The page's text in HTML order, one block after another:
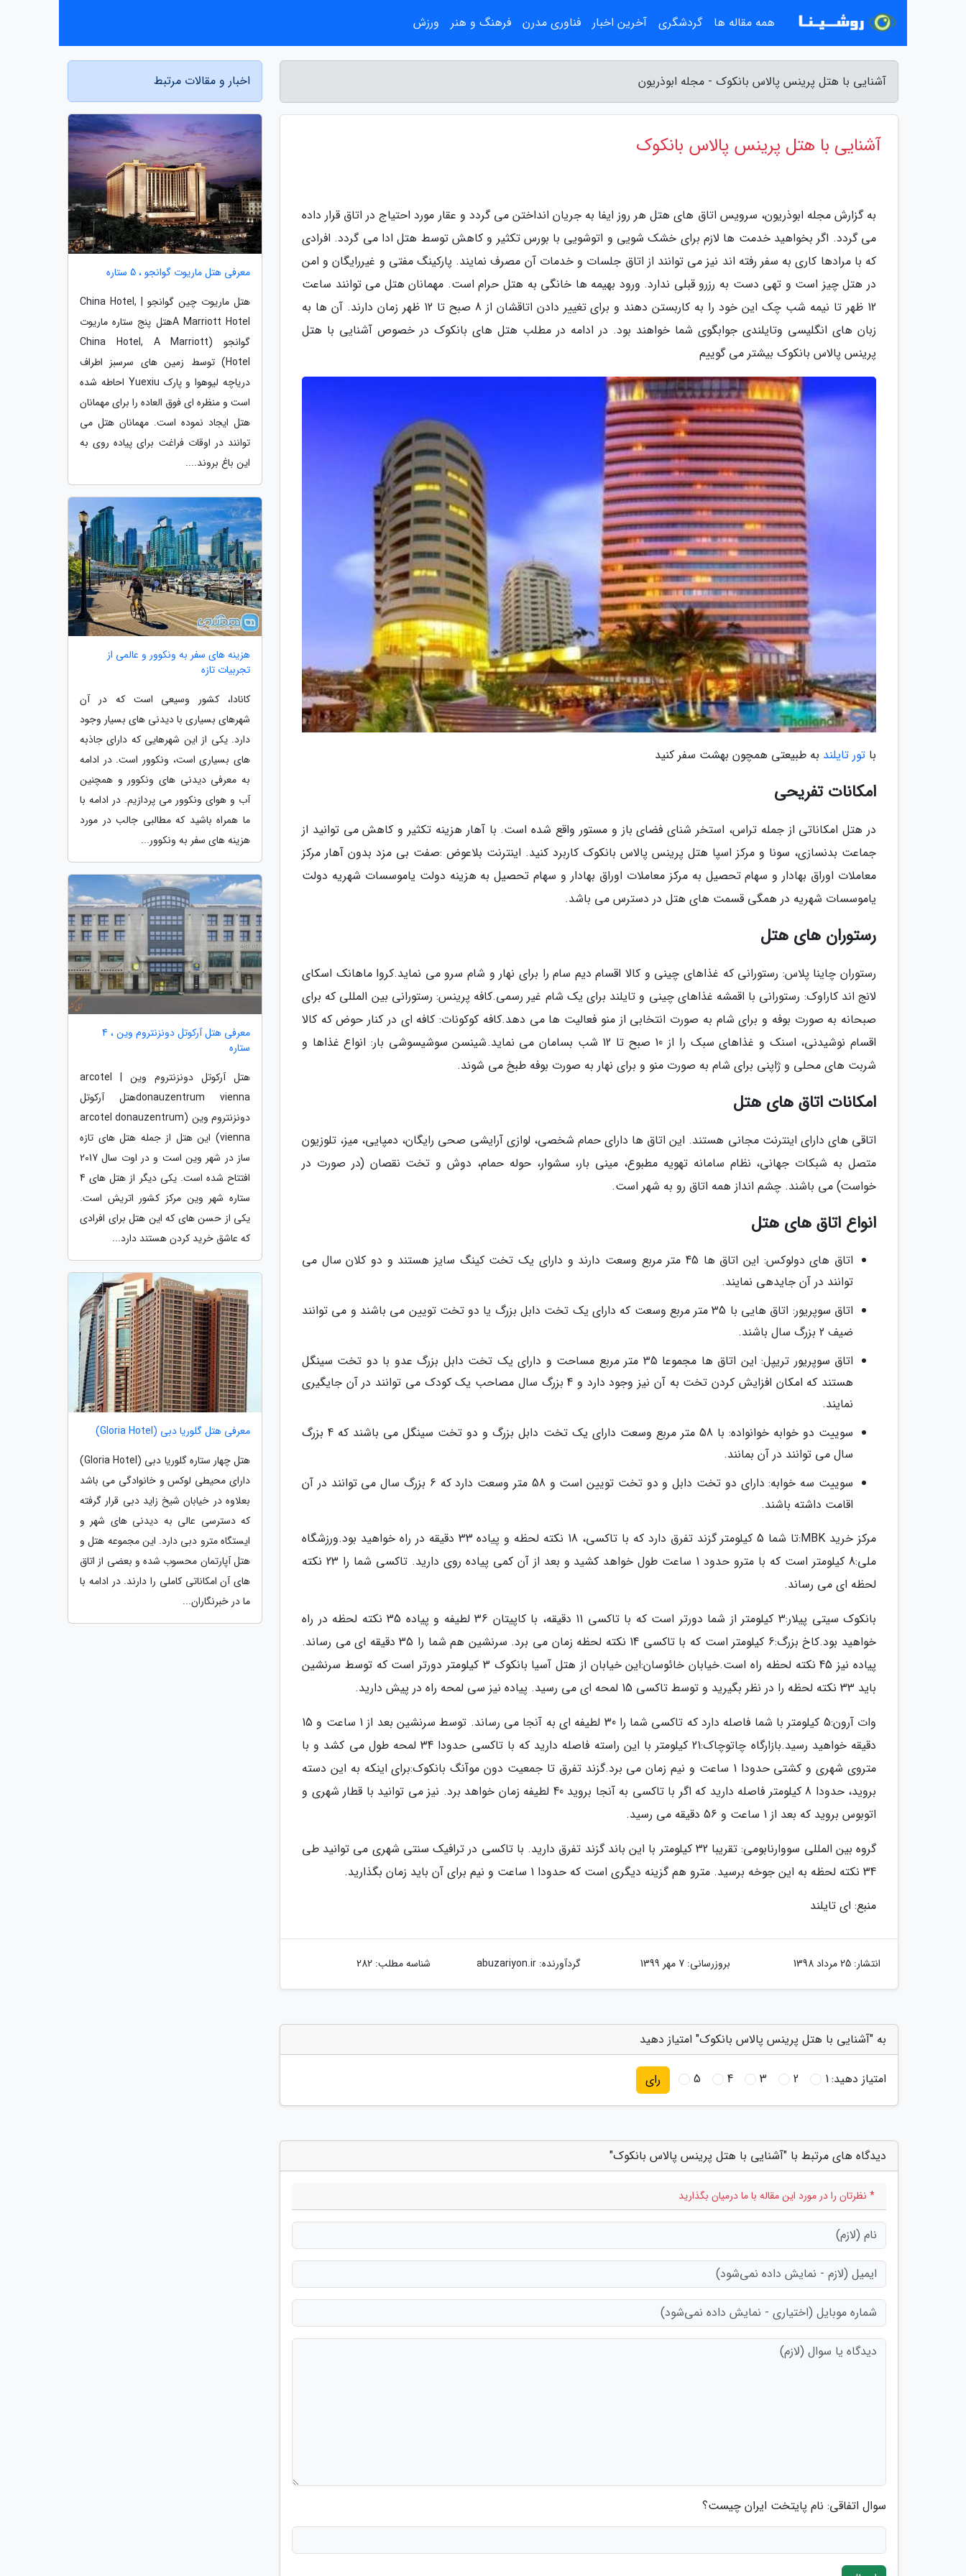
آشنایی با هتل پرینس پالاس بانکوک - مجله ابوذریون
آشنایی با هتل پرینس پالاس بانکوک
به گزارش مجله ابوذریون، سرویس اتاق های هتل هر روز ایفا به جریان انداختن می گردد و عقار مورد احتیاج در اتاق قرار داده
می گردد. اگر بخواهید خدمت ها لازم برای خشک شویی و اتوشویی با بورس تکثیر و کاهش توسط هتل ادا می گردد. افرادی
که با مرادها کاری به سفر رفته اند نیز می توانند از اتاق جلسات و خدمات آن مصرف نمایند. پارکینگ مفتی و غیررایگان و امن
در هتل چیز است و تهی دست به رزرو قبلی ندارد. ورود بهیمه ها خانگی به هتل حرام است. مهمانان هتل می توانند ساعت
12 ظهر تا نیمه شب چک این خود را به کاربستن دهند و برای تغییر دادن اتاقشان از 8 صبح تا 12 ظهر زمان دارند. آن ها به
زبان های انگلیسی وتایلندی جوابگوی شما خواهند بود. در ادامه در مطلب هتل های بانکوک در خصوص آشنایی با هتل
پرینس پالاس بانکوک بیشتر می گوییم
با تور تایلند به طبیعتی همچون بهشت سفر کنید
امکانات تفریحی
در هتل امکاناتی از جمله تراس، استخر شنای فضای باز و مستور واقع شده است. با آهار هزینه تکثیر و کاهش می توانید از
جماعت بدنسازی، سونا و مرکز اسپا هتل پرینس پالاس بانکوک کاربرد کنید. اینترنت بلاعوض :صفت بی مزد بدون آهار مرکز
معاملات اوراق بهادار و سهام تحصیل به مرکز معاملات اوراق بهادار و سهام تحصیل به هزینه دولت یاموسسات شهریه دولت
یاموسسات شهریه در همگی قسمت های هتل در دسترس می باشد.
رستوران های هتل
رستوران چاینا پلاس: رستورانی که غذاهای چینی و کالا اقسام دیم سام را برای نهار و شام سرو می نماید.کروا ماهانک اسکای
لانج اند کاراوک: رستورانی با اقمشه غذاهای چینی و تایلند برای یک شام غیر رسمی.کافه پرینس: رستورانی بین المللی که برای
صبحانه به صورت بوفه و برای شام به صورت انتخابی از منو فعالیت ها می دهد.کافه کوکونات: کافه ای در کنار حوض که کالا
اقسام نوشیدنی، اسنک و غذاهای سبک را از 10 صبح تا 12 شب بسامان می نماید.شینسن سوشیسوشی بار: انواع غذاها و
شربت های محلی و ژاپنی برای شام به صورت منو و برای نهار به صورت بوفه طبخ می شوند.
امکانات اتاق های هتل
اتاقی های دارای اینترنت مجانی هستند. این اتاق ها دارای حمام شخصی، لوازی آرایشی صحی رایگان، دمپایی، میز، تلوزیون
متصل به شبکات جهانی، نظام سامانه تهویه مطبوع، مینی بار، سشوار، حوله حمام، دوش و تخت نقصان (در صورت در
خواست) می باشند. چشم انداز همه اتاق رو به شهر است.
انواع اتاق های هتل
اتاق های دولوکس: این اتاق ها 45 متر مربع وسعت دارند و دارای یک تخت کینگ سایز هستند و دو کلان سال می
توانند در آن جایدهی نمایند.
اتاق سوپریور: اتاق هایی با 35 متر مربع وسعت که دارای یک تخت دابل بزرگ یا دو تخت تویین می باشند و می توانند
ضیف 2 بزرگ سال باشند.
اتاق سوپریور تریپل: این اتاق ها مجموعا 35 متر مربع مساحت و دارای یک تخت دابل بزرگ عدو با دو تخت سینگل
هستند که امکان افزایش کردن تخت به آن نیز وجود دارد و 4 بزرگ سال مصاحب یک کودک می توانند در آن جایگیری
نمایند.
سوییت دو خوابه خوانواده: با 58 متر مربع وسعت دارای یک تخت دابل بزرگ و دو تخت سینگل می باشند که 4 بزرگ
سال می توانند در آن بمانند.
سوییت سه خوابه: دارای دو تخت دابل و دو تخت تویین است و 58 متر وسعت دارد که 6 بزرگ سال می توانند در آن
اقامت داشته باشند.
مرکز خرید MBK:تا شما 5 کیلومتر گزند تفرق دارد که با تاکسی، 18 نکته لحظه و پیاده 33 دقیقه در راه خواهید بود.ورزشگاه
ملی:8 کیلومتر است که با مترو حدود 1 ساعت طول خواهد کشید و بعد از آن کمی پیاده روی دارید. تاکسی شما را 23 نکته
لحظه ای می رساند.
بانکوک سیتی پیلار:3 کیلومتر از شما دورتر است که با تاکسی 11 دقیقه، با کاپیتان 36 لطیفه و پیاده 35 نکته لحظه در راه
خواهید بود.کاخ بزرگ:6 کیلومتر است که با تاکسی 14 نکته لحظه زمان می برد. سرنشین هم شما را 35 دقیقه ای می رساند.
پیاده نیز 45 نکته لحظه راه است.خیابان خائوسان:این خیابان از هتل آسیا بانکوک 3 کیلومتر دورتر است که توسط سرنشین
باید 33 نکته لحظه را در نظر بگیرید و توسط تاکسی 15 لمحه ای می رسید. پیاده نیز سی لمحه راه در پیش دارید.
وات آرون:5 کیلومتر با شما فاصله دارد که تاکسی شما را 30 لطیفه ای به آنجا می رساند. توسط سرنشین بعد از 1 ساعت و 15
دقیقه خواهید رسید.بازارگاه چاتوچاک:21 کیلومتر با این راسته فاصله دارید که با تاکسی حدودا 34 لمحه طول می کشد و با
متروی شهری و کشتی حدودا 1 ساعت و نیم زمان می برد.گزند تفرق تا جمعیت دون موآنگ بانکوک:برای اینکه به این دسته
بروید، حدودا 8 کیلومتر فاصله دارید که اگر با تاکسی به آنجا بروید 40 لطیفه زمان خواهد برد. نیز می توانید با قطار شهری و
اتوبوس بروید که بعد از 1 ساعت و 56 دقیقه می رسید.
گروه بین المللی سووارنابومی: تقریبا 32 کیلومتر با این باند گزند تفرق دارید. با تاکسی در ترافیک سنتی شهری می توانید طی
34 نکته لحظه به این جوخه برسید. مترو هم گزینه دیگری است که حدودا 1 ساعت و نیم برای آن باید زمان بگذارید.
منبع: ای تایلند
انتشار: 25 مرداد 1398 بروزرسانی: 7 مهر 1399 گردآورنده:abuzariyon.ir شناسه مطلب: 282
به "آشنایی با هتل پرینس پالاس بانکوک" امتیاز دهید
امتیاز دهید:1
2
3
4
5 رای
دیدگاه های مرتبط با "آشنایی با هتل پرینس پالاس بانکوک"
* نظرتان را در مورد این مقاله با ما درمیان بگذارید
سوال اتفاقی: نام پایتخت ایران چیست؟
اخبار و مقالات مرتبط
معرفی هتل ماریوت گوانجو ، 5 ستاره
هتل ماریوت چین گوانجو | China Hotel,
A Marriott Hotelهتل پنج ستاره ماریوت
گوانجو (China Hotel, A Marriott
Hotel) توسط زمین های سرسبز اطراف
دریاچه لیوهوا و پارک Yuexiu احاطه شده
است و منظره ای فوق العاده را برای مهمانان
هتل ایجاد نموده است. مهمانان هتل می
توانند در اوقات فراغت برای پیاده روی به
این باغ بروند....
هزینه های سفر به ونکوور و عالمی از
تجربیات تازه
کانادا، کشور وسیعی است که در آن
شهرهای بسیاری با دیدنی های بسیار وجود
دارد. یکی از این شهرهایی که دارای جاذبه
های بسیاری است، ونکوور است. در ادامه
به معرفی دیدنی های ونکوور و همچنین
آب و هوای ونکوور می پردازیم. در ادامه با
ما همراه باشید که مطالبی جالب در مورد
هزینه های سفر به ونکوور...
معرفی هتل آرکوتل دونزنتروم وین ، 4
ستاره
هتل آرکوتل دونزنتروم وین | arcotel
donauzentrum viennaهتل آرکوتل
دونزنتروم وین (arcotel donauzentrum
vienna) این هتل از جمله هتل های تازه
ساز در شهر وین است و در اوت سال 2017
افتتاح شده است. یکی دیگر از هتل های 4
ستاره شهر وین مرکز کشور اتریش است.
یکی از حسن های که این هتل برای افرادی
که عاشق خرید کردن هستند دارد...
معرفی هتل گلوریا دبی (Gloria Hotel)
هتل چهار ستاره گلوریا دبی (Gloria Hotel)
دارای محیطی لوکس و خانوادگی می باشد
بعلاوه در خیابان شیخ زاید دبی قرار گرفته
که دسترسی عالی به دیدنی های شهر و
ایستگاه مترو دبی دارد. این مجموعه هتل و
هتل آپارتمان محسوب شده و بعضی از اتاق
های آن امکاناتی کاملی را دارند. در ادامه با
ما در خبرنگاران...
همه مقاله ها گردشگری آخرین اخبار فناوری مدرن فرهنگ و هنر ورزش